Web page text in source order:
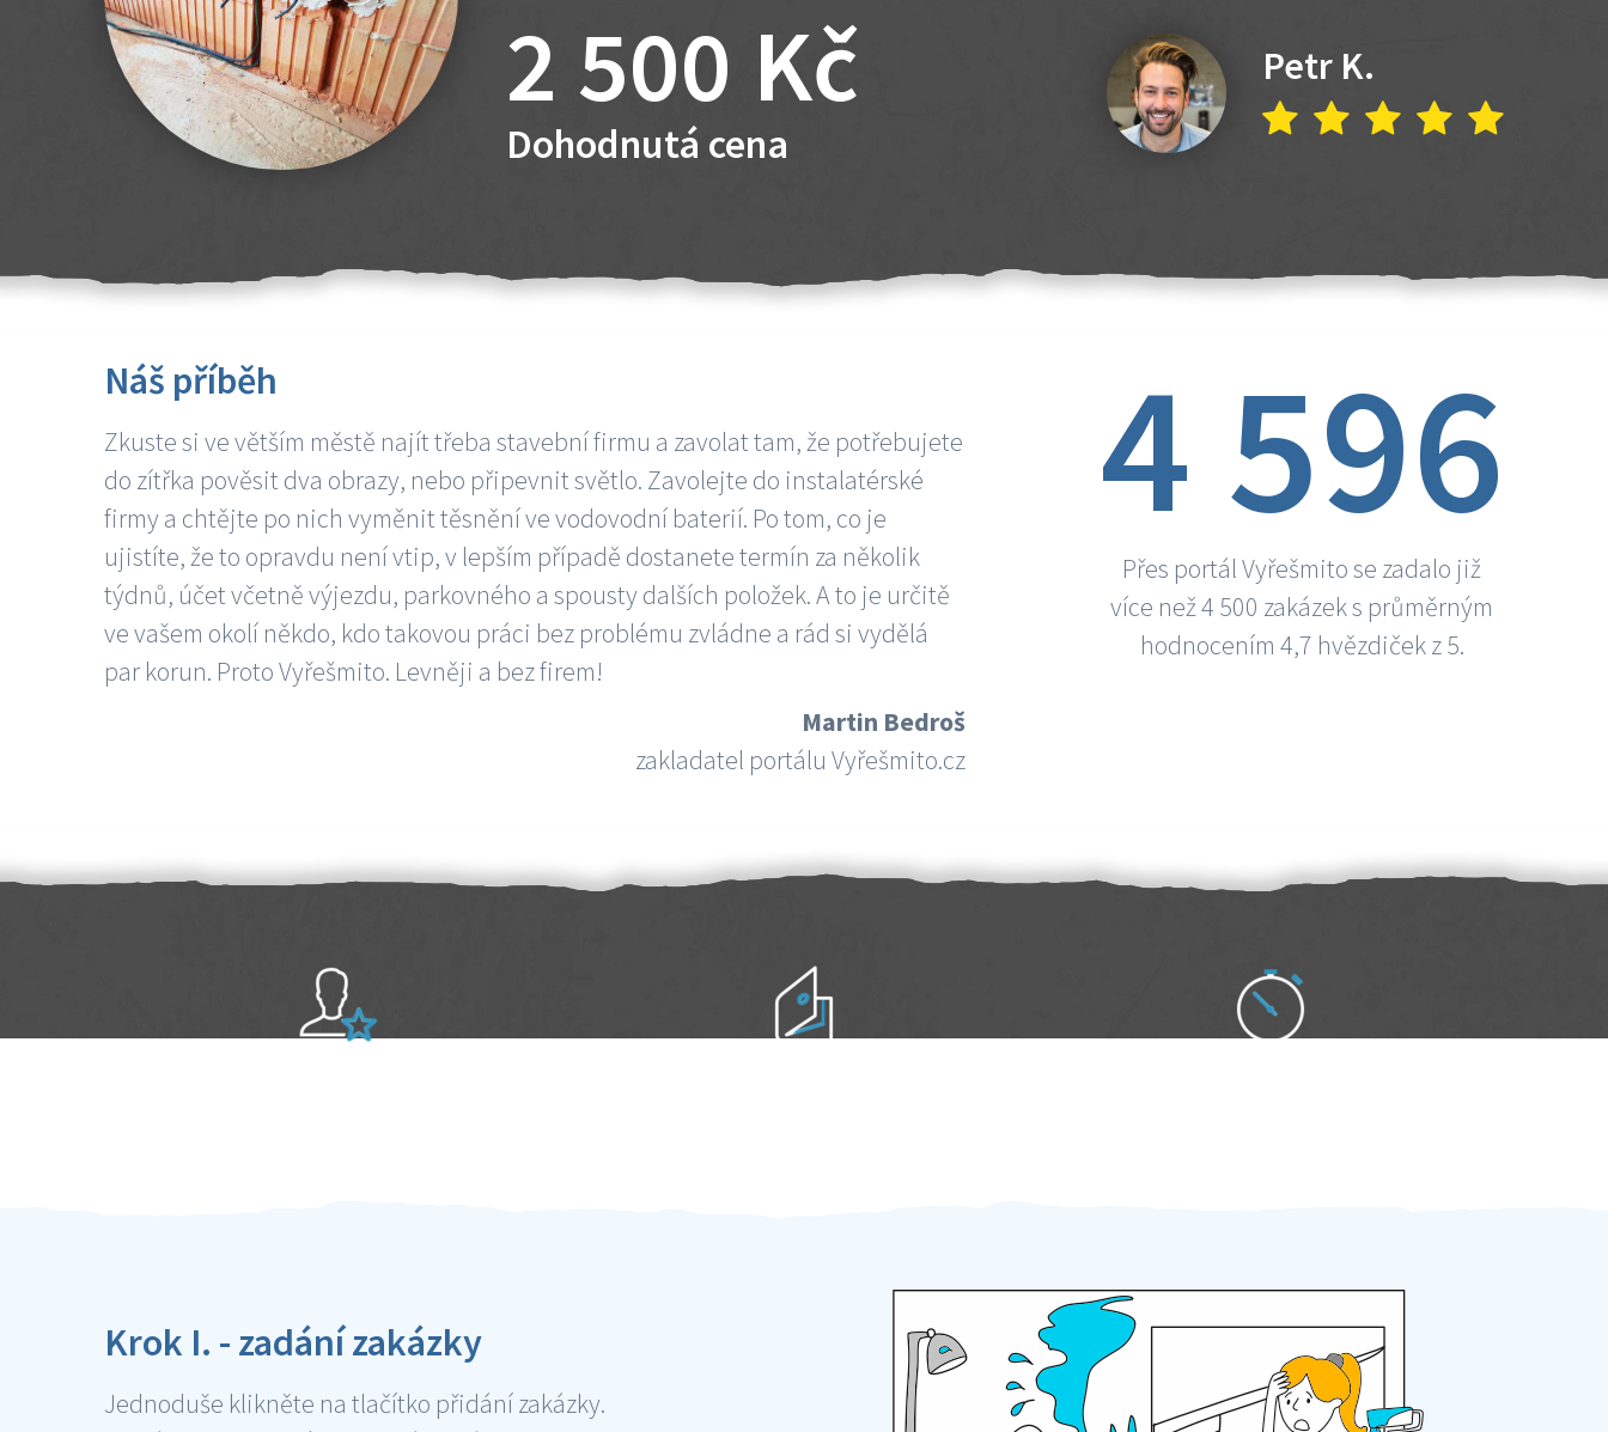
2 500 Kč
Dohodnutá cena
Petr K.
Náš příběh
Zkuste si ve větším městě najít třeba stavební firmu a zavolat tam, že potřebujete
do zítřka pověsit dva obrazy, nebo připevnit světlo. Zavolejte do instalatérské
firmy a chtějte po nich vyměnit těsnění ve vodovodní baterií. Po tom, co je
ujistíte, že to opravdu není vtip, v lepším případě dostanete termín za několik
týdnů, účet včetně výjezdu, parkovného a spousty dalších položek. A to je určitě
ve vašem okolí někdo, kdo takovou práci bez problému zvládne a rád si vydělá
par korun. Proto Vyřešmito. Levněji a bez firem!
Martin Bedroš
zakladatel portálu Vyřešmito.cz
4 596
Přes portál Vyřešmito se zadalo již
více než 4 500 zakázek s průměrným
hodnocením 4,7 hvězdiček z 5.
Krok I. - zadání zakázky
Jednoduše klikněte na tlačítko přidání zakázky.